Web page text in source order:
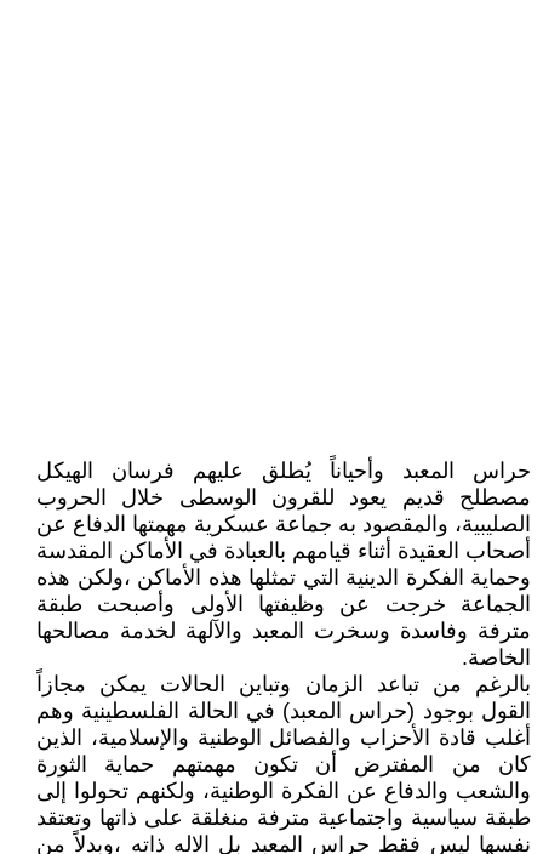
حراس المعبد وأحياناً يُطلق عليهم فرسان الهيكل
مصطلح قديم يعود للقرون الوسطى خلال الحروب
الصليبية، والمقصود به جماعة عسكرية مهمتها الدفاع عن
أصحاب العقيدة أثناء قيامهم بالعبادة في الأماكن المقدسة
وحماية الفكرة الدينية التي تمثلها هذه الأماكن ،ولكن هذه
الجماعة خرجت عن وظيفتها الأولى وأصبحت طبقة
مترفة وفاسدة وسخرت المعبد والآلهة لخدمة مصالحها
الخاصة.
بالرغم من تباعد الزمان وتباين الحالات يمكن مجازاً
القول بوجود (حراس المعبد) في الحالة الفلسطينية وهم
أغلب قادة الأحزاب والفصائل الوطنية والإسلامية، الذين
كان من المفترض أن تكون مهمتهم حماية الثورة
والشعب والدفاع عن الفكرة الوطنية، ولكنهم تحولوا إلى
طبقة سياسية واجتماعية مترفة منغلقة على ذاتها وتعتقد
نفسها ليس فقط حراس المعبد بل الاله ذاته ،وبدلاً من